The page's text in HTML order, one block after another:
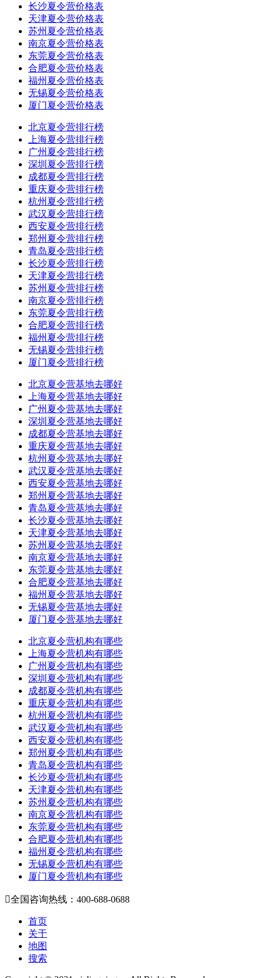
长沙夏令营价格表
天津夏令营价格表
苏州夏令营价格表
南京夏令营价格表
东莞夏令营价格表
合肥夏令营价格表
福州夏令营价格表
无锡夏令营价格表
厦门夏令营价格表
北京夏令营排行榜
上海夏令营排行榜
广州夏令营排行榜
深圳夏令营排行榜
成都夏令营排行榜
重庆夏令营排行榜
杭州夏令营排行榜
武汉夏令营排行榜
西安夏令营排行榜
郑州夏令营排行榜
青岛夏令营排行榜
长沙夏令营排行榜
天津夏令营排行榜
苏州夏令营排行榜
南京夏令营排行榜
东莞夏令营排行榜
合肥夏令营排行榜
福州夏令营排行榜
无锡夏令营排行榜
厦门夏令营排行榜
北京夏令营基地去哪好
上海夏令营基地去哪好
广州夏令营基地去哪好
深圳夏令营基地去哪好
成都夏令营基地去哪好
重庆夏令营基地去哪好
杭州夏令营基地去哪好
武汉夏令营基地去哪好
西安夏令营基地去哪好
郑州夏令营基地去哪好
青岛夏令营基地去哪好
长沙夏令营基地去哪好
天津夏令营基地去哪好
苏州夏令营基地去哪好
南京夏令营基地去哪好
东莞夏令营基地去哪好
合肥夏令营基地去哪好
福州夏令营基地去哪好
无锡夏令营基地去哪好
厦门夏令营基地去哪好
北京夏令营机构有哪些
上海夏令营机构有哪些
广州夏令营机构有哪些
深圳夏令营机构有哪些
成都夏令营机构有哪些
重庆夏令营机构有哪些
杭州夏令营机构有哪些
武汉夏令营机构有哪些
西安夏令营机构有哪些
郑州夏令营机构有哪些
青岛夏令营机构有哪些
长沙夏令营机构有哪些
天津夏令营机构有哪些
苏州夏令营机构有哪些
南京夏令营机构有哪些
东莞夏令营机构有哪些
合肥夏令营机构有哪些
福州夏令营机构有哪些
无锡夏令营机构有哪些
厦门夏令营机构有哪些
全国咨询热线：400-688-0688
首页
关于
地图
搜索